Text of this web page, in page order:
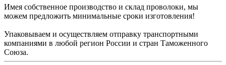
Имея собственное производство и склад проволоки, мы
можем предложить минимальные сроки изготовления!
Упаковываем и осуществляем отправку транспортными
компаниями в любой регион России и стран Таможенного
Союза.